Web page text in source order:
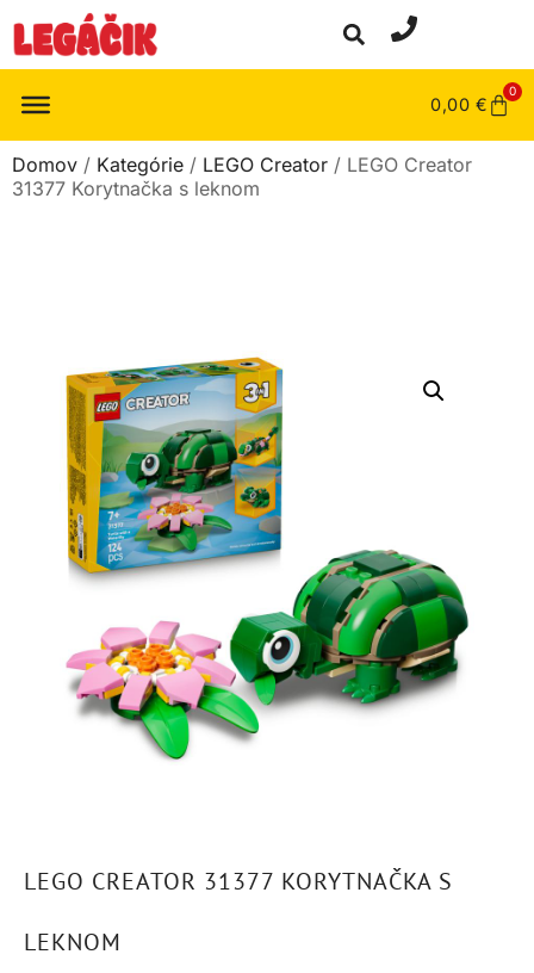
0,00 €
0
Domov / Kategórie / LEGO Creator / LEGO Creator
31377 Korytnačka s leknom
LEGO CREATOR 31377 KORYTNAČKA S
LEKNOM